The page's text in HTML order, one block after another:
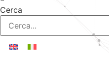
Cerca